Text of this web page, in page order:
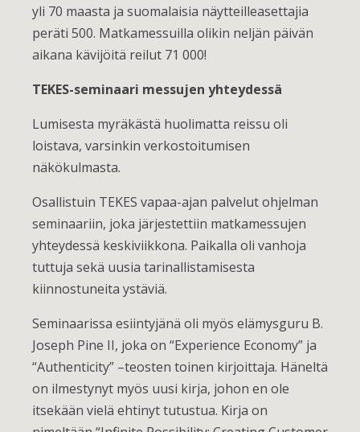
yli 70 maasta ja suomalaisia näytteilleasettajia
peräti 500. Matkamessuilla olikin neljän päivän
aikana kävijöitä reilut 71 000!
TEKES-seminaari messujen yhteydessä
Lumisesta myräkästä huolimatta reissu oli
loistava, varsinkin verkostoitumisen
näkökulmasta.
Osallistuin TEKES vapaa-ajan palvelut ohjelman
seminaariin, joka järjestettiin matkamessujen
yhteydessä keskiviikkona. Paikalla oli vanhoja
tuttuja sekä uusia tarinallistamisesta
kiinnostuneita ystäviä.
Seminaarissa esiintyjänä oli myös elämysguru B.
Joseph Pine II, joka on “Experience Economy” ja
“Authenticity” –teosten toinen kirjoittaja. Häneltä
on ilmestynyt myös uusi kirja, johon en ole
itsekään vielä ehtinyt tutustua. Kirja on